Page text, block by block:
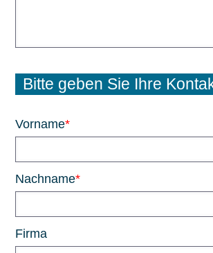
Bitte geben Sie Ihre
Vorname*
Nachname*
Firma